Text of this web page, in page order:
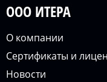
ООО ИТЕРА
О компании
Сертификаты и
Новости